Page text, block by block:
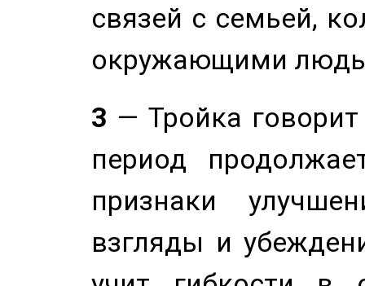
связей с семьей,
окружающими
3 — Тройка
период
признаки
взгляды и